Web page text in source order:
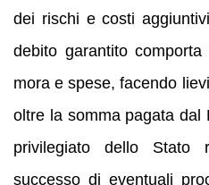
dei rischi e costi
debito garantito
mora e spese, facendo
oltre la somma pagata dal
privilegiato dello Stato
successo di eventuali